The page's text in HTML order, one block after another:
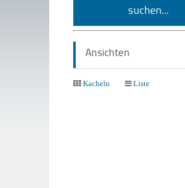
suchen...
Ansichten
Kacheln Liste